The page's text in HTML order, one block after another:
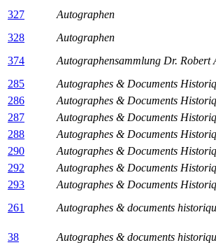
327
Autographen
328
Autographen
374
Autographensammlung Dr.
285
Autographes & Documents
286
Autographes & Documents
287
Autographes & Documents
288
Autographes & Documents
290
Autographes & Documents
292
Autographes & Documents
293
Autographes & Documents
261
Autographes & documents
38 Autographes & documents